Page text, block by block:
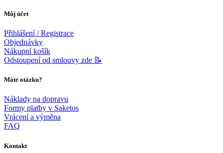
Můj účet
Přihlášení / Registrace
Objednávky
Nákupní košík
Odstoupení od smlouvy zde 📝
Máte otázku?
Náklady na dopravu
Formy platby v Saketos
Vrácení a výměna
FAQ
Kontakt